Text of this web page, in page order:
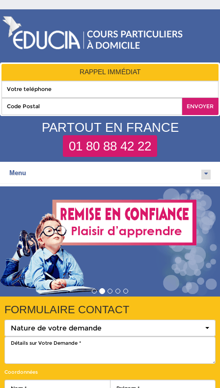
RAPPEL IMMÉDIAT
PARTOUT EN FRANCE
01 80 88 42 22
Menu
FORMULAIRE CONTACT
Nature de votre demande
Coordonnées